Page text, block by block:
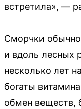
встретила», —
Сморчки обычно
и вдоль лесных
несколько лет
богаты
обмен веществ,